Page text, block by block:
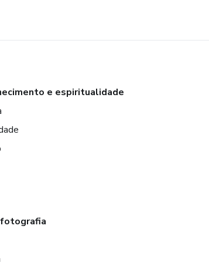
e espiritualidade